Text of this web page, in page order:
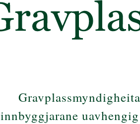
innbyggjarane